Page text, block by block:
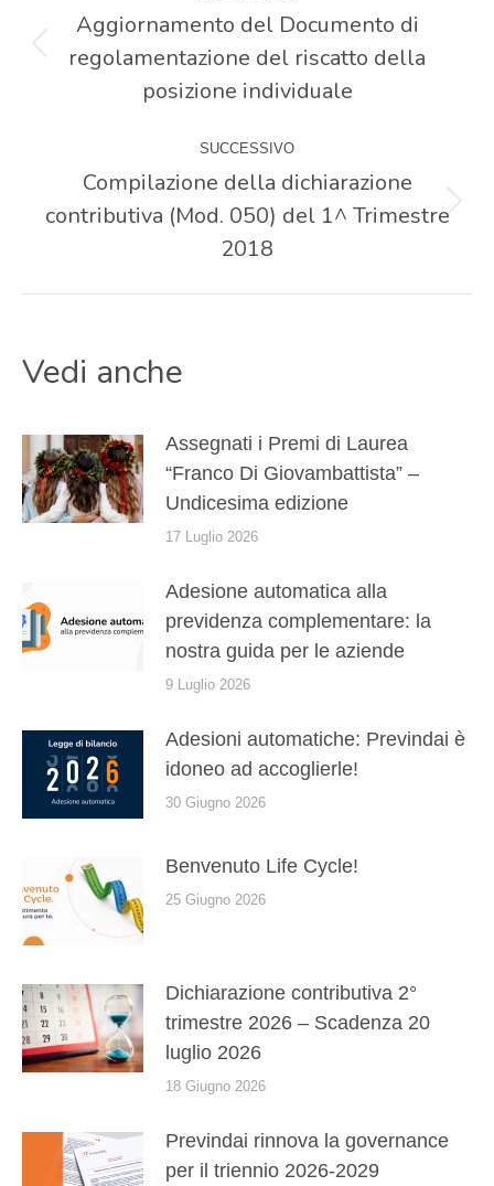
tra
Post
precedente:
Aggiornamento del Documento di
regolamentazione del riscatto della
posizione individuale
SUCCESSIVO
Prossimo
post:
Compilazione della dichiarazione
contributiva (Mod. 050) del 1^ Trimestre
2018
Vedi anche
Assegnati i Premi di Laurea
“Franco Di Giovambattista” –
Undicesima edizione
17 Luglio 2026
Adesione automatica alla
previdenza complementare: la
nostra guida per le aziende
9 Luglio 2026
Adesioni automatiche: Previndai è
idoneo ad accoglierle!
30 Giugno 2026
Benvenuto Life Cycle!
25 Giugno 2026
Dichiarazione contributiva 2°
trimestre 2026 – Scadenza 20
luglio 2026
18 Giugno 2026
Previndai rinnova la governance
per il triennio 2026-2029